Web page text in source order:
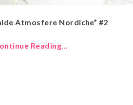
Atmosfere Nordiche” #2
Reading…